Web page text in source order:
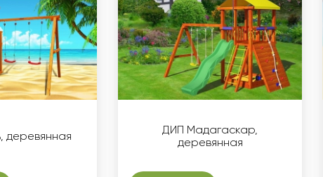
деревянная
ДИП Мадагаскар,
деревянная